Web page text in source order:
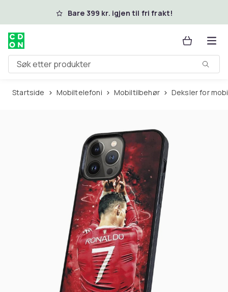
Hopp til hovedinnholdBare 399 kr. igjen til fri frakt!
Søk etter produkter
Startside Mobiltelefoni Mobiltilbehør Deksler for